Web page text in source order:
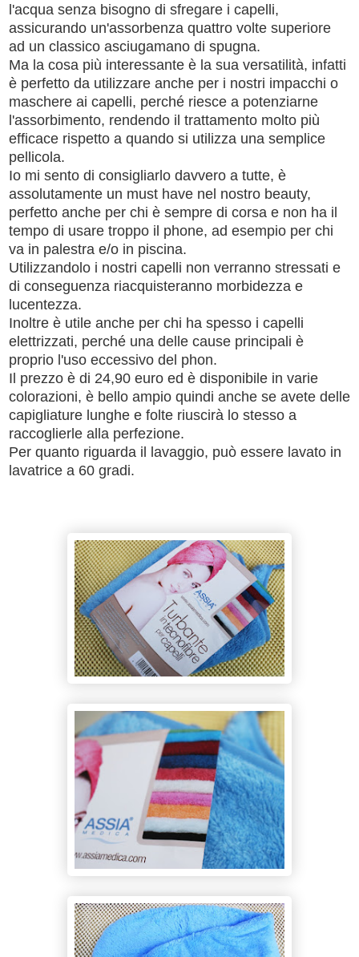
l'acqua senza bisogno di sfregare i capelli,
assicurando un'assorbenza quattro volte superiore
ad un classico asciugamano di spugna.
Ma la cosa più interessante è la sua versatilità, infatti
è perfetto da utilizzare anche per i nostri impacchi o
maschere ai capelli, perché riesce a potenziarne
l'assorbimento, rendendo il trattamento molto più
efficace rispetto a quando si utilizza una semplice
pellicola.
Io mi sento di consigliarlo davvero a tutte, è
assolutamente un must have nel nostro beauty,
perfetto anche per chi è sempre di corsa e non ha il
tempo di usare troppo il phone, ad esempio per chi
va in palestra e/o in piscina.
Utilizzandolo i nostri capelli non verranno stressati e
di conseguenza riacquisteranno morbidezza e
lucentezza.
Inoltre è utile anche per chi ha spesso i capelli
elettrizzati, perché una delle cause principali è
proprio l'uso eccessivo del phon.
Il prezzo è di 24,90 euro ed è disponibile in varie
colorazioni, è bello ampio quindi anche se avete delle
capigliature lunghe e folte riuscirà lo stesso a
raccoglierle alla perfezione.
Per quanto riguarda il lavaggio, può essere lavato in
lavatrice a 60 gradi.